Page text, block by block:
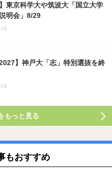
】東京科学大や筑波大「国立大学
明会」8/29
2027】神戸大「志」特別選抜を終
もっと見る
もおすすめ